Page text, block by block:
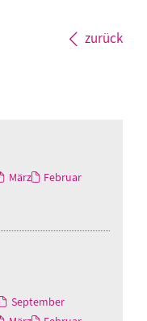
zurück
März
Februar
September